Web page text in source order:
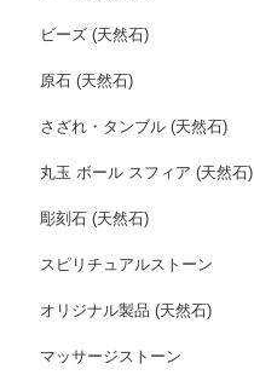
ビーズ (天然石)
原石 (天然石)
さざれ・タンブル (天然石)
丸玉 ボール スフィア (天然石)
彫刻石 (天然石)
スピリチュアルストーン
オリジナル製品 (天然石)
マッサージストーン